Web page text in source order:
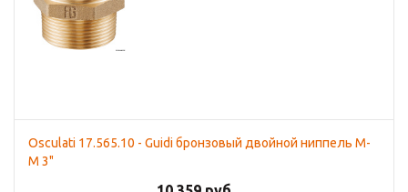
Osculati 17.565.10 - Guidi бронзовый двойной ниппель M-
M 3"